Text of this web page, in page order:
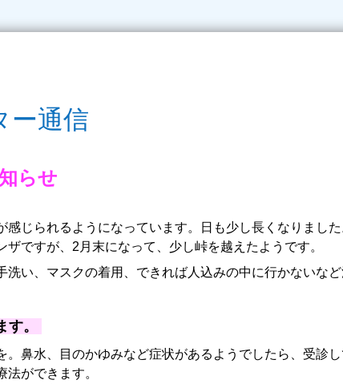
ー通信
らせ
じられるようになっています。日も少し長くなりました
ですが、2月末になって、少し峠を越えたようです。
洗い、マスクの着用、できれば人込みの中に行かないな
す。
鼻水、目のかゆみなど症状があるようでしたら、受診し
ができます。